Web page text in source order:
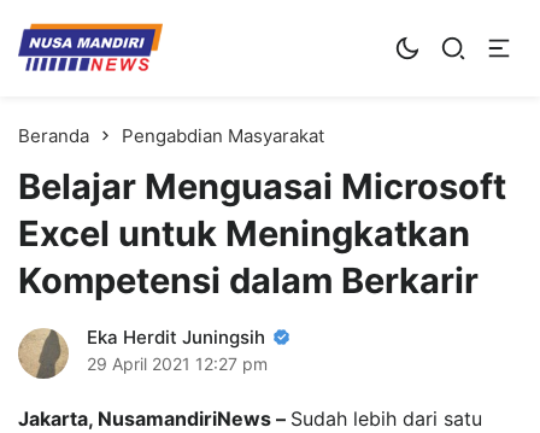
Kampus Digital Bisnis
Universitas Nusa Mandiri
Beranda Pengabdian Masyarakat
Belajar Menguasai Microsoft
Excel untuk Meningkatkan
Kompetensi dalam Berkarir
Eka Herdit Juningsih
29 April 2021 12:27 pm
Jakarta, NusamandiriNews – Sudah lebih dari satu